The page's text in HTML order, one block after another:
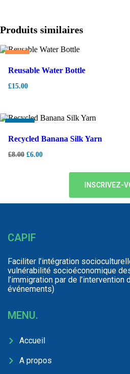
Produits similaires
Hot
Reusable Water Bottle
£15.00
-25%
Recycled Banana Silk Yarn
£8.00 £6.00
INSCRIVEZ-
CAPIF
Faciliter l’intégration
vulnérabilité socioéconomique
l’immigration par de l’intervention
événements)
MENU.
Accueil
A propos